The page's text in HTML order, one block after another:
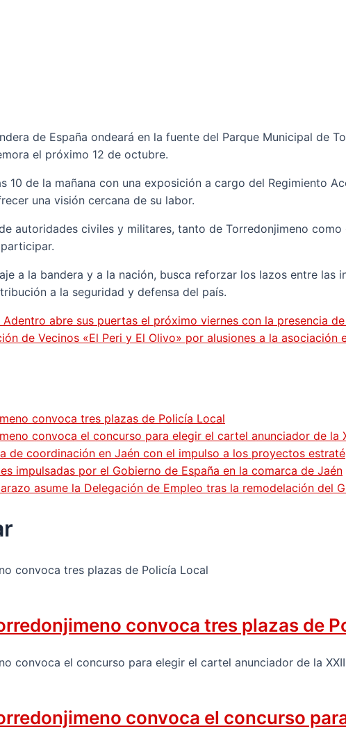
de España ondeará en la fuente del Parque Municipal
el próximo 12 de octubre.
10 de la mañana con una exposición a cargo del Regimiento
una visión cercana de su labor.
autoridades civiles y militares, tanto de Torredonjimeno
a la bandera y a la nación, busca reforzar los lazos entre
a la seguridad y defensa del país.
Adentro abre sus puertas el próximo viernes con la presencia
de Vecinos «El Peri y El Olivo» por alusiones a la
convoca tres plazas de Policía Local
convoca el concurso para elegir el cartel anunciador de la
de coordinación en Jaén con el impulso a los proyectos
impulsadas por el Gobierno de España en la comarca de Jaén
asume la Delegación de Empleo tras la remodelación del
convoca tres plazas de
convoca el concurso